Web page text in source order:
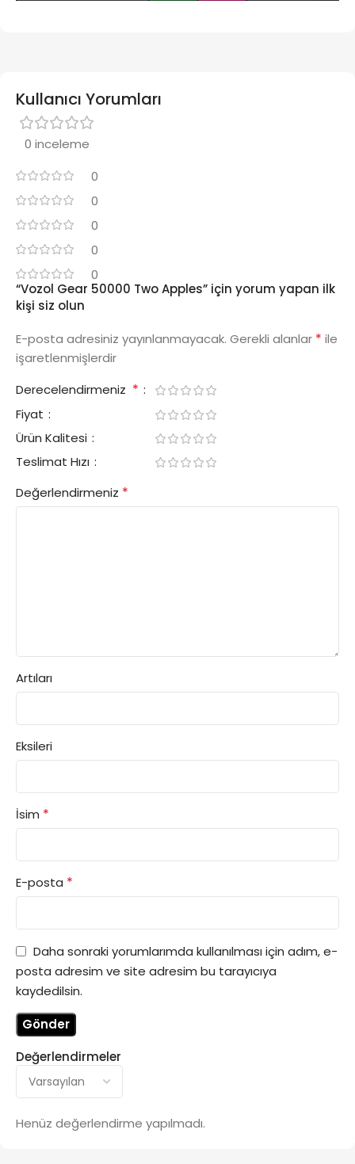
Kullanıcı Yorumları
0 inceleme
0
0
0
0
0
Değerlendirmeler
Henüz değerlendirme yapılmadı.
“Vozol Gear 50000 Two Apples” için yorum yapan ilk
kişi siz olun
E-posta adresiniz yayınlanmayacak. Gerekli alanlar * ile
işaretlenmişlerdir
Derecelendirmeniz *
Fiyat
Ürün Kalitesi
Teslimat Hızı
Değerlendirmeniz *
Artıları
Eksileri
İsim *
E-posta *
Daha sonraki yorumlarımda kullanılması için adım, e-
posta adresim ve site adresim bu tarayıcıya
kaydedilsin.